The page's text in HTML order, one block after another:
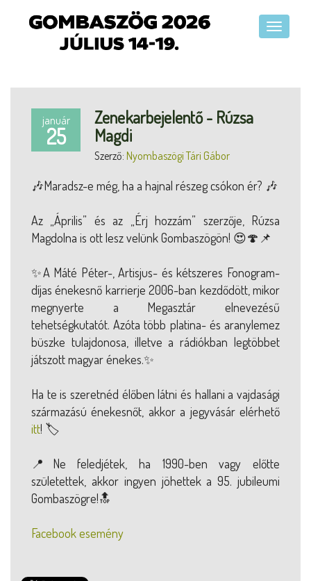
január
25
Zenekarbejelentő - Rúzsa
Magdi
Szerző: Nyombaszögi Tári Gábor
🎶Maradsz-e még, ha a hajnal részeg csókon ér? 🎶
Az „Április” és az „Érj hozzám” szerzője, Rúzsa
Magdolna is ott lesz velünk Gombaszögön! 😍🍄📌
✨A Máté Péter-, Artisjus- és kétszeres Fonogram-
díjas énekesnő karrierje 2006-ban kezdődött, mikor
megnyerte a Megasztár elnevezésű
tehetségkutatót. Azóta több platina- és aranylemez
büszke tulajdonosa, illetve a rádiókban legtöbbet
játszott magyar énekes.✨
Ha te is szeretnéd élőben látni és hallani a vajdasági
származású énekesnőt, akkor a jegyvásár elérhető
itt! 🏷️
📍Ne feledjétek, ha 1990-ben vagy előtte
születettek, akkor ingyen jöhettek a 95. jubileumi
Gombaszögre!🔝
Facebook esemény